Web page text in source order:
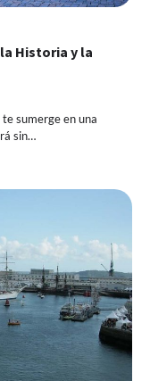
Historia y la
sumerge en una
sin…